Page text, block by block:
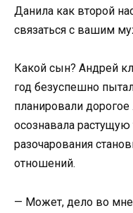
Данила как второй
связаться с вашим
Какой сын? Андрей
год безуспешно
планировали
осознавала
разочарования
отношений.
— Может, дело во